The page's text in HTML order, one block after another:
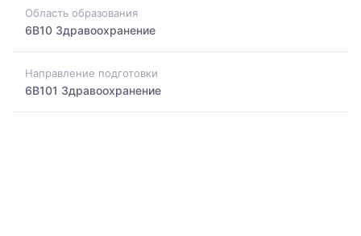
Область образования
6B10 Здравоохранение
Направление подготовки
6B101 Здравоохранение